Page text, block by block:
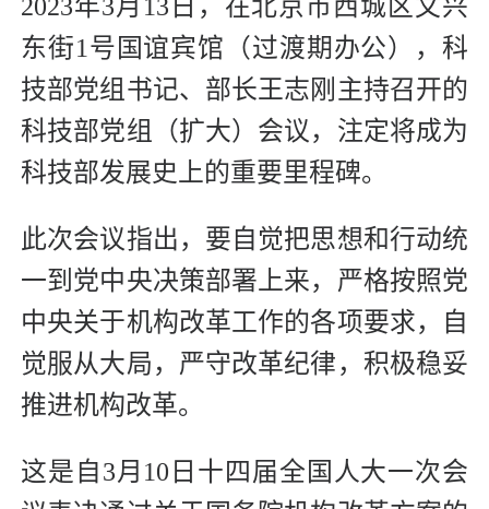
2023年3月13日，在北京市西城区文兴
东街1号国谊宾馆（过渡期办公），科
技部党组书记、部长王志刚主持召开的
科技部党组（扩大）会议，注定将成为
科技部发展史上的重要里程碑。
此次会议指出，要自觉把思想和行动统
一到党中央决策部署上来，严格按照党
中央关于机构改革工作的各项要求，自
觉服从大局，严守改革纪律，积极稳妥
推进机构改革。
这是自3月10日十四届全国人大一次会